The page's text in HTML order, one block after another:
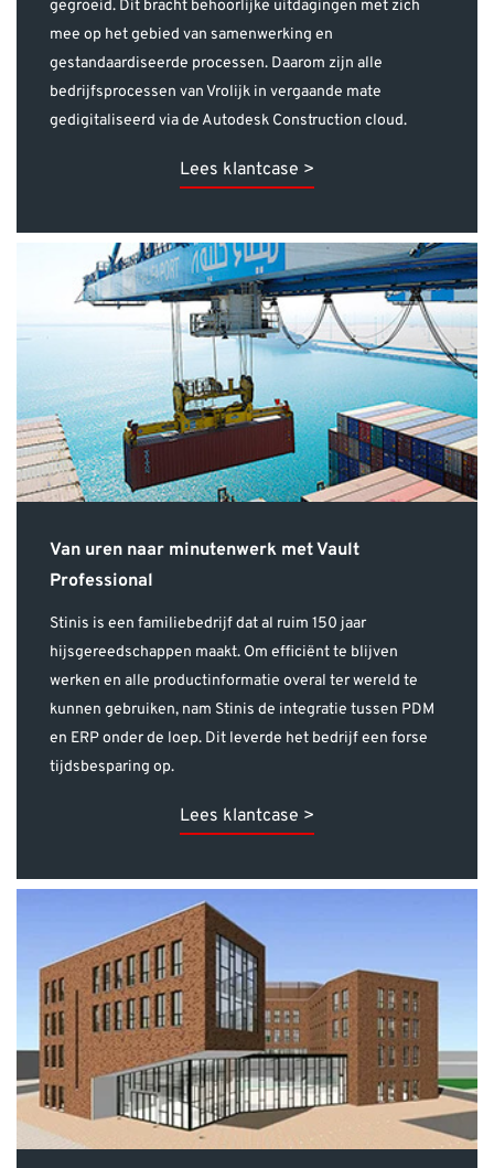
bedrijfsprocessen van Vrolijk in vergaande mate
gedigitaliseerd via de Autodesk Construction cloud.
Lees klantcase >
Van uren naar minutenwerk met Vault
Professional
Stinis is een familiebedrijf dat al ruim 150 jaar
hijsgereedschappen maakt. Om efficiënt te blijven
kunnen gebruiken, nam Stinis de integratie tussen PDM
en ERP onder de loep. Dit leverde het bedrijf een forse
tijdsbesparing op.
Lees klantcase >
VDNDP ondersteunt bouwprojecten met Revit